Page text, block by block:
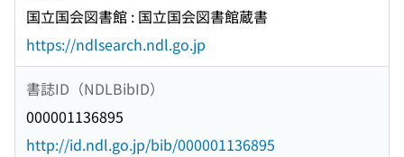
国立国会図書館 : 国立国会図書館蔵書
https://ndlsearch.ndl.go.jp
書誌ID（NDLBibID）
000001136895
http://id.ndl.go.jp/bib/000001136895